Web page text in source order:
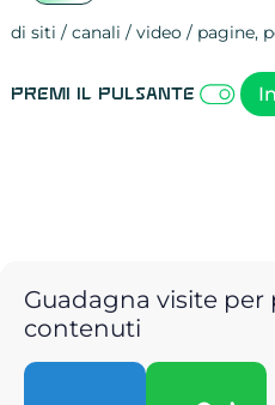
di siti / canali / video / pagine,
Premi il pulsante
Guadagna visite
contenuti